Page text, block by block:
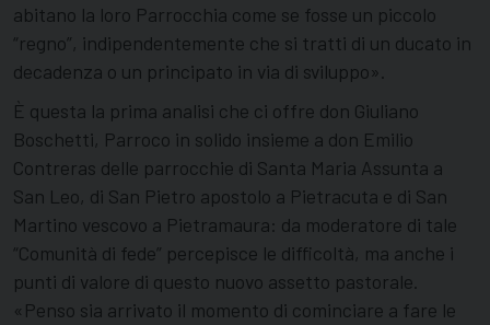
abitano la loro Parrocchia come se fosse un piccolo
“regno”, indipendentemente che si tratti di un ducato in
decadenza o un principato in via di sviluppo».
È questa la prima analisi che ci offre don Giuliano
Boschetti, Parroco in solido insieme a don Emilio
Contreras delle parrocchie di Santa Maria Assunta a
San Leo, di San Pietro apostolo a Pietracuta e di San
Martino vescovo a Pietramaura: da moderatore di tale
“Comunità di fede” percepisce le difficoltà, ma anche i
punti di valore di questo nuovo assetto pastorale.
«Penso sia arrivato il momento di cominciare a fare le